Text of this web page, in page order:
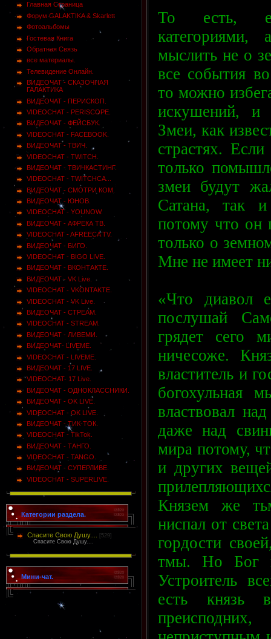
Главная Страница
Форум GALAKTIKA & Skarlett
Фотоальбомы
Гостевая Книга
Обратная Связь
все материалы.
Телевидение Онлайн.
ВИДЕОЧАТ - СКАЗОЧНАЯ
ГАЛАКТИКА
ВИДЕОЧАТ - ПЕРИСКОП.
VIDEOCHAT - PERISCOPE.
ВИДЕОЧАТ - ФЕЙСБУК.
VIDEOCHAT - FACEBOOK.
ВИДЕОЧАТ - ТВИЧ.
VIDEOCHAT - TWITCH.
ВИДЕОЧАТ - ТВИЧКАСТИНГ.
VIDEOCHAT - TWITCHCA...
ВИДЕОЧАТ - СМОТРИ КОМ.
ВИДЕОЧАТ - ЮНОВ.
VIDEOCHAT - YOUNOW.
ВИДЕОЧАТ - АФРЕКА ТВ.
VIDEOCHAT - AFREECA TV.
ВИДЕОЧАТ - БИГО.
VIDEOCHAT - BIGO LIVE.
ВИДЕОЧАТ - ВКОНТАКТЕ.
ВИДЕОЧАТ - VK Live.
VIDEOCHAT - VKONTAKTE.
VIDEOCHAT - VK Live.
ВИДЕОЧАТ - СТРЕАМ.
VIDEOCHAT - STREAM.
ВИДЕОЧАТ - ЛИВЕМИ.
ВИДЕОЧАТ- LIVEME.
VIDEOCHAT - LIVEME.
ВИДЕОЧАТ - 17 LIVE.
VIDEOCHAT- 17 Live.
ВИДЕОЧАТ - ОДНОКЛАССНИКИ.
ВИДЕОЧАТ - OK LIVE.
VIDEOCHAT - OK LIVE.
ВИДЕОЧАТ - ТИК-ТОК.
VIDEOCHAT - TikTok.
ВИДЕОЧАТ - ТАНГО.
VIDEOCHAT - TANGO.
ВИДЕОЧАТ - СУПЕРЛИВЕ.
VIDEOCHAT - SUPERLIVE.
Категории раздела.
Спасите Свою Душу....
[529]
Спасите Свою Душу....
Мини-чат.
То есть,
мыслить не о
все события
то можно
искушений, и
Змеи, как
страстях.
только
змеи будут
Сатана, так и
потому что он
только о
Мне не имеет
«Что диавол
послушай
грядет сего
ничесоже.
властитель и
богохульная
властвовал
даже над
мира потому,
и других
Князем же
ниспал от
гордости
тмы. Но Бог
Устроитель
есть князь